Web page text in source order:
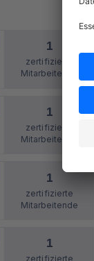
1
zertifizierte
Mitarbeitende
1
zertifizierte
Mitarbeitende
1
zertifizierte
Mitarbeitende
1
zertifizierte